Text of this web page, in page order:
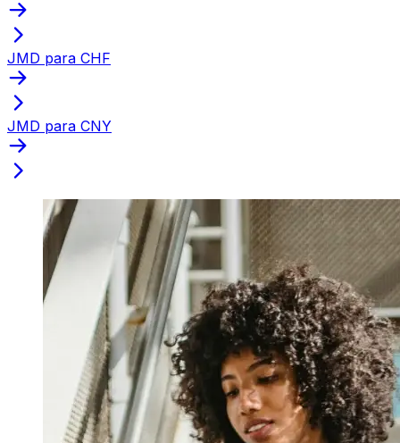
JMD para CHF
JMD para CNY